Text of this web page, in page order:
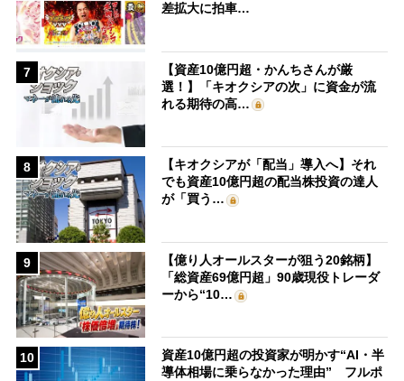
差拡大に拍車…
7
【資産10億円超・かんちさんが厳
選！】「キオクシアの次」に資金が流
れる期待の高…
8
【キオクシアが「配当」導入へ】それ
でも資産10億円超の配当株投資の達人
が「買う…
9
【億り人オールスターが狙う20銘柄】
「総資産69億円超」90歳現役トレーダ
ーから“10…
10
資産10億円超の投資家が明かす“AI・半
導体相場に乗らなかった理由” フルポ